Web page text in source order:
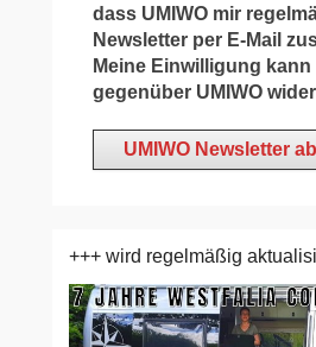
dass UMIWO mir
Newsletter per E-Mail
Meine Einwilligung
gegenüber UMIWO
+++ wird regelmäßig